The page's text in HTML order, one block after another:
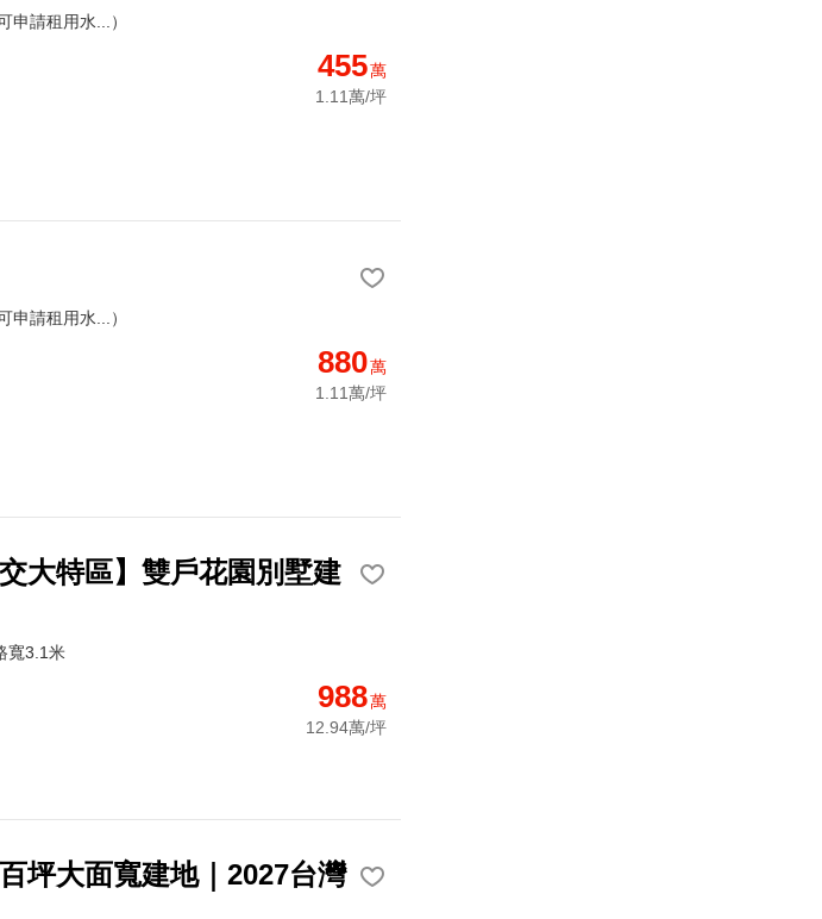
申請租用水...）
455萬
1.11萬/坪
申請租用水...）
880萬
1.11萬/坪
大特區】雙戶花園別墅建
寬3.1米
988萬
12.94萬/坪
坪大面寬建地｜2027台灣